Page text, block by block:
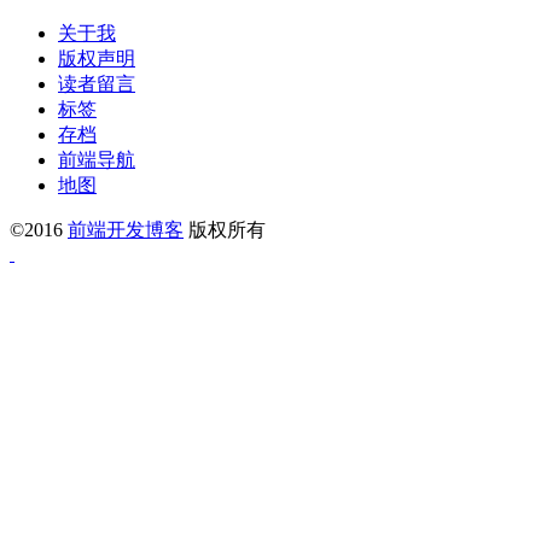
关于我
版权声明
读者留言
标签
存档
前端导航
地图
©2016 前端开发博客 版权所有